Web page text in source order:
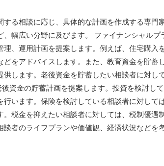
る相談に応じ、具体的な計画を作成する専門
幅広い分野に及びます。 ファイナンシャルプ
、運用計画を提案します。例えば、住宅購入
をアドバイスします。また、教育資金を貯蓄
します。老後資金を貯蓄したい相談者に対し
資金の貯蓄計画を提案します。投資を検討し
います。保険を検討している相談者に対して
税金を抑えたい相談者に対しては、税制優遇
者のライフプランや価値観、経済状況などを